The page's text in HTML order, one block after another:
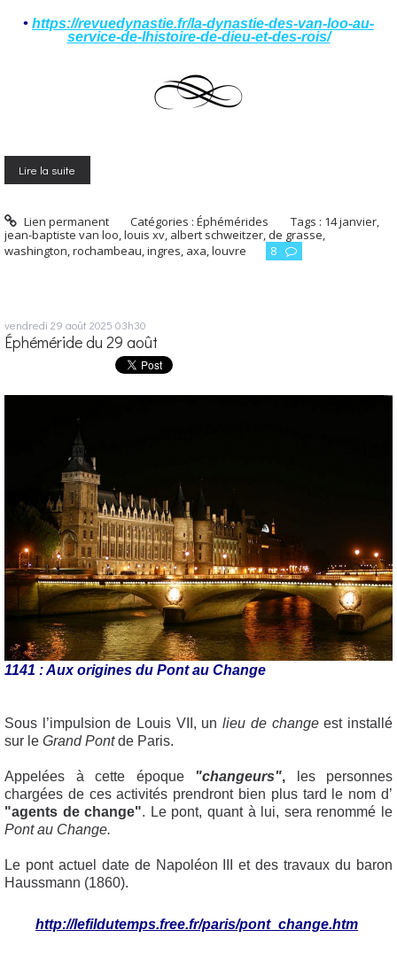
• https://revuedynastie.fr/la-dynastie-des-van-loo-au-
service-de-lhistoire-de-dieu-et-des-rois/
Lire la suite
Lien permanent Catégories :Éphémérides Tags : 14 janvier,
jean-baptiste van loo,louis xv, albert schweitzer, de grasse,
washington,rochambeau,ingres, axa,louvre 8
vendredi 29 août 2025 03h30
Éphéméride du 29 août
1141 : Aux origines du Pont au Change
Sous l’impulsion de Louis VII, unlieu de changeest installé
sur le Grand Pontde Paris.
Appelées à cette époque"changeurs", les personnes
chargées de ces activités prendront bien plus tard le nom d’
"agents de change". Le pont, quant à lui, sera renommé le
Pont au Change.
Le pont actuel date de Napoléon III et des travaux du baron
Haussmann (1860).
http://lefildutemps.free.fr/paris/pont_change.htm